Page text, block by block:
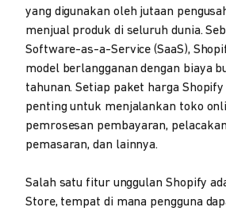
yang digunakan oleh jutaan
menjual produk di seluruh dunia.
Software-as-a-Service (SaaS),
model berlangganan dengan biaya
tahunan. Setiap paket harga
penting untuk menjalankan toko
pemrosesan pembayaran,
pemasaran, dan lainnya.
Salah satu fitur unggulan Shopify
Store, tempat di mana pengguna